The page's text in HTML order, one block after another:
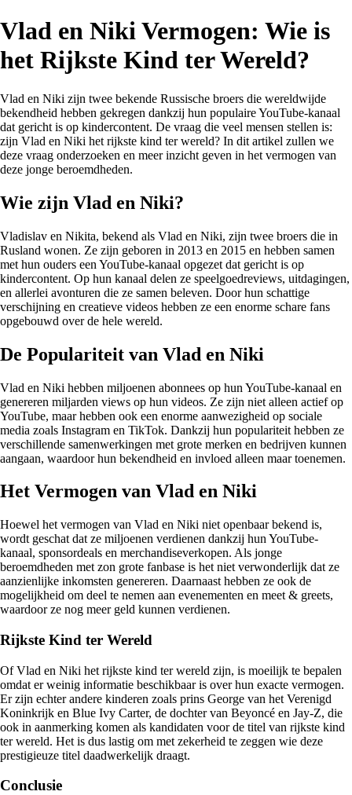
Vlad en Niki Vermogen: Wie is
het Rijkste Kind ter Wereld?
Vlad en Niki zijn twee bekende Russische broers die wereldwijde
bekendheid hebben gekregen dankzij hun populaire YouTube-kanaal
dat gericht is op kindercontent. De vraag die veel mensen stellen is:
zijn Vlad en Niki het rijkste kind ter wereld? In dit artikel zullen we
deze vraag onderzoeken en meer inzicht geven in het vermogen van
deze jonge beroemdheden.
Wie zijn Vlad en Niki?
Vladislav en Nikita, bekend als Vlad en Niki, zijn twee broers die in
Rusland wonen. Ze zijn geboren in 2013 en 2015 en hebben samen
met hun ouders een YouTube-kanaal opgezet dat gericht is op
kindercontent. Op hun kanaal delen ze speelgoedreviews, uitdagingen,
en allerlei avonturen die ze samen beleven. Door hun schattige
verschijning en creatieve videos hebben ze een enorme schare fans
opgebouwd over de hele wereld.
De Populariteit van Vlad en Niki
Vlad en Niki hebben miljoenen abonnees op hun YouTube-kanaal en
genereren miljarden views op hun videos. Ze zijn niet alleen actief op
YouTube, maar hebben ook een enorme aanwezigheid op sociale
media zoals Instagram en TikTok. Dankzij hun populariteit hebben ze
verschillende samenwerkingen met grote merken en bedrijven kunnen
aangaan, waardoor hun bekendheid en invloed alleen maar toenemen.
Het Vermogen van Vlad en Niki
Hoewel het vermogen van Vlad en Niki niet openbaar bekend is,
wordt geschat dat ze miljoenen verdienen dankzij hun YouTube-
kanaal, sponsordeals en merchandiseverkopen. Als jonge
beroemdheden met zon grote fanbase is het niet verwonderlijk dat ze
aanzienlijke inkomsten genereren. Daarnaast hebben ze ook de
mogelijkheid om deel te nemen aan evenementen en meet & greets,
waardoor ze nog meer geld kunnen verdienen.
Rijkste Kind ter Wereld
Of Vlad en Niki het rijkste kind ter wereld zijn, is moeilijk te bepalen
omdat er weinig informatie beschikbaar is over hun exacte vermogen.
Er zijn echter andere kinderen zoals prins George van het Verenigd
Koninkrijk en Blue Ivy Carter, de dochter van Beyoncé en Jay-Z, die
ook in aanmerking komen als kandidaten voor de titel van rijkste kind
ter wereld. Het is dus lastig om met zekerheid te zeggen wie deze
prestigieuze titel daadwerkelijk draagt.
Conclusie